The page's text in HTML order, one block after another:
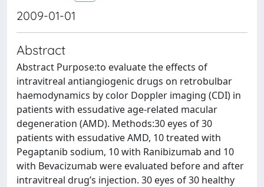
2009-01-01
Abstract
Abstract Purpose:to evaluate the effects of
intravitreal antiangiogenic drugs on retrobulbar
haemodynamics by color Doppler imaging (CDI) in
patients with essudative age-related macular
degeneration (AMD). Methods:30 eyes of 30
patients with essudative AMD, 10 treated with
Pegaptanib sodium, 10 with Ranibizumab and 10
with Bevacizumab were evaluated before and after
intravitreal drug’s injection. 30 eyes of 30 healthy